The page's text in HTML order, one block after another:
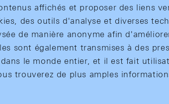
affichés et proposer des liens
des outils d'analyse et diverses
de manière anonyme afin
sont également transmises à des
le monde entier, et il est fait
trouverez de plus amples